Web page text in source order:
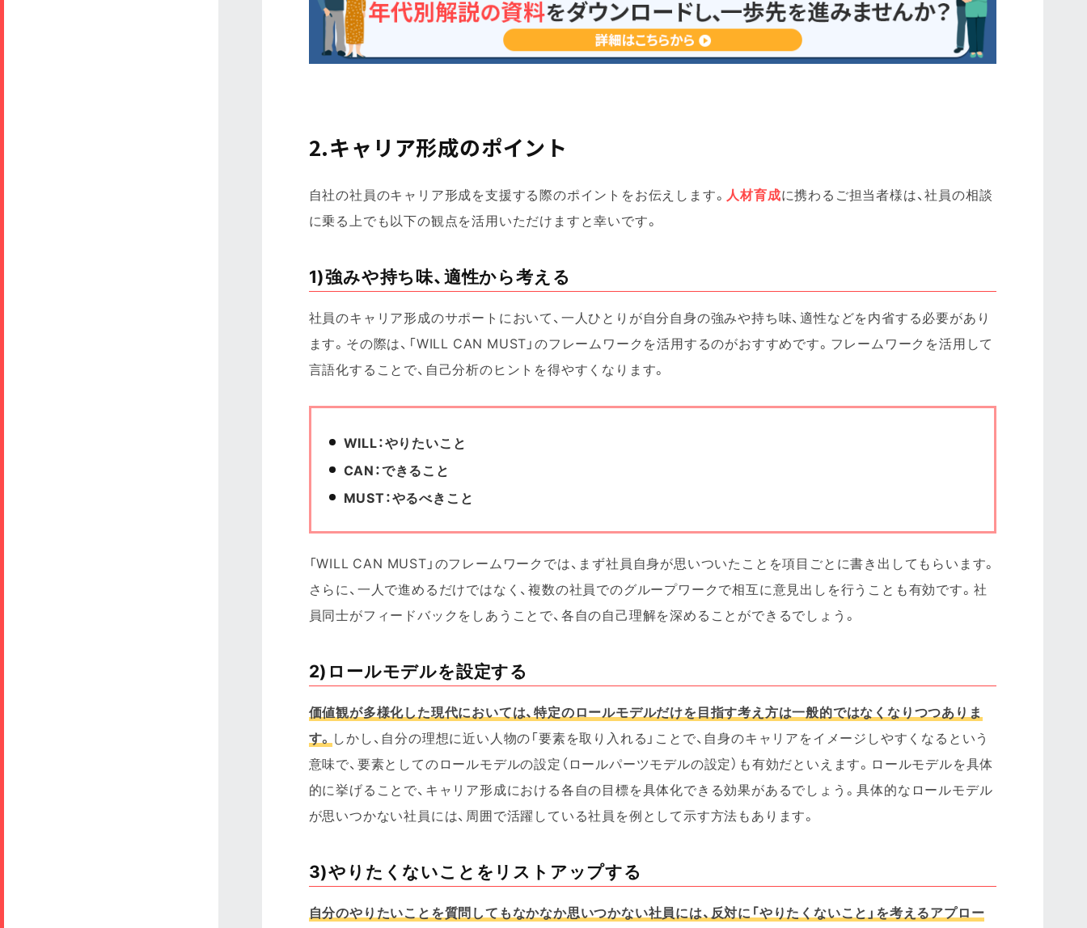
2.キャリア形成のポイント
自社の社員のキャリア形成を支援する際のポイントをお伝えします。 人材育成に携わるご担当者様は、社員の相談
に乗る上でも以下の観点を活用いただけますと幸いです。
1)強みや持ち味、適性から考える
社員のキャリア形成のサポートにおいて、一人ひとりが自分自身の強みや持ち味、適性などを内省する必要があり
ます。その際は、「WILL CAN MUST」のフレームワークを活用するのがおすすめです。フレームワークを活用して
言語化することで、自己分析のヒントを得やすくなります。
WILL：やりたいこと
CAN：できること
MUST：やるべきこと
「WILL CAN MUST」のフレームワークでは、まず社員自身が思いついたことを項目ごとに書き出してもらいます。
さらに、一人で進めるだけではなく、複数の社員でのグループワークで相互に意見出しを行うことも有効です。社
員同士がフィードバックをしあうことで、各自の自己理解を深めることができるでしょう。
2)ロールモデルを設定する
価値観が多様化した現代においては、特定のロールモデルだけを目指す考え方は一般的ではなくなりつつありま
す。 しかし、自分の理想に近い人物の「要素を取り入れる」ことで、自身のキャリアをイメージしやすくなるという
意味で、要素としてのロールモデルの設定（ロールパーツモデルの設定）も有効だといえます。ロールモデルを具体
的に挙げることで、キャリア形成における各自の目標を具体化できる効果があるでしょう。具体的なロールモデル
が思いつかない社員には、周囲で活躍している社員を例として示す方法もあります。
3)やりたくないことをリストアップする
自分のやりたいことを質問してもなかなか思いつかない社員には、反対に「やりたくないこと」を考えるアプロー